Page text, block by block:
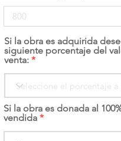
Si la obra es adquirida
siguiente porcentaje del
venta:
Si la obra es donada al
vendida